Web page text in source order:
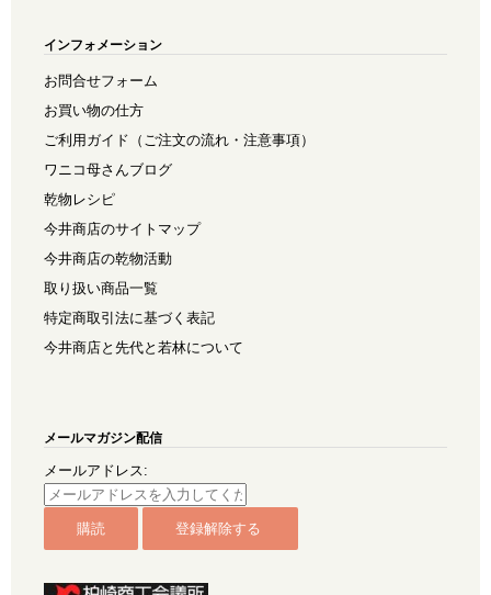
インフォメーション
お問合せフォーム
お買い物の仕方
ご利用ガイド（ご注文の流れ・注意事項）
ワニコ母さんブログ
乾物レシピ
今井商店のサイトマップ
今井商店の乾物活動
取り扱い商品一覧
特定商取引法に基づく表記
今井商店と先代と若林について
メールマガジン配信
メールアドレス: